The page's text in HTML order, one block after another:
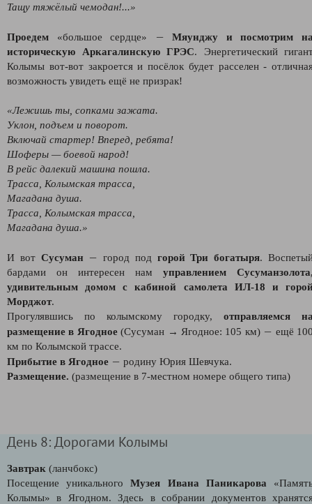
Тащу тяжёлый чемодан!...»
Проедем «большое сердце» —
Мяунджу и посмотрим
историческую Аркагалинскую ГРЭС. Энергетический
Колымы вот-вот закроется и посёлок будет расселен -
возможность увидеть ещё не призрак!
«Лежишь ты, сопками зажата.
Уклон, подъем и поворот.
Включай стартер! Вперед, ребята!
Шоферы — боевой народ!
В рейc далекий машина пошла.
Трасса, Колымская трасса,
Магадана душа.
Трасса, Колымская трасса,
Магадана душа.»
И вот Сусуман — город под горой Три богатыря.
бардами он интересен нам управлением
удивительным домом с кабиной самолета ИЛ-18 и
Морджот.
Прогулявшись по колымскому городку, отправляемся
размещение в Ягодное(Сусуман → Ягодное: 105 км) — ещё
км по Колымской трассе.
Прибытие в Ягодное — родину Юрия Шевчука.
Размещение. (размещение в 7-местном номере общего типа)
День 8: Дорогами Колымы
Завтрак (ланчбокс)
Посещение уникальногоМузея Ивана Паникарова
Колымы» в Ягодном. Здесь в собрании документов